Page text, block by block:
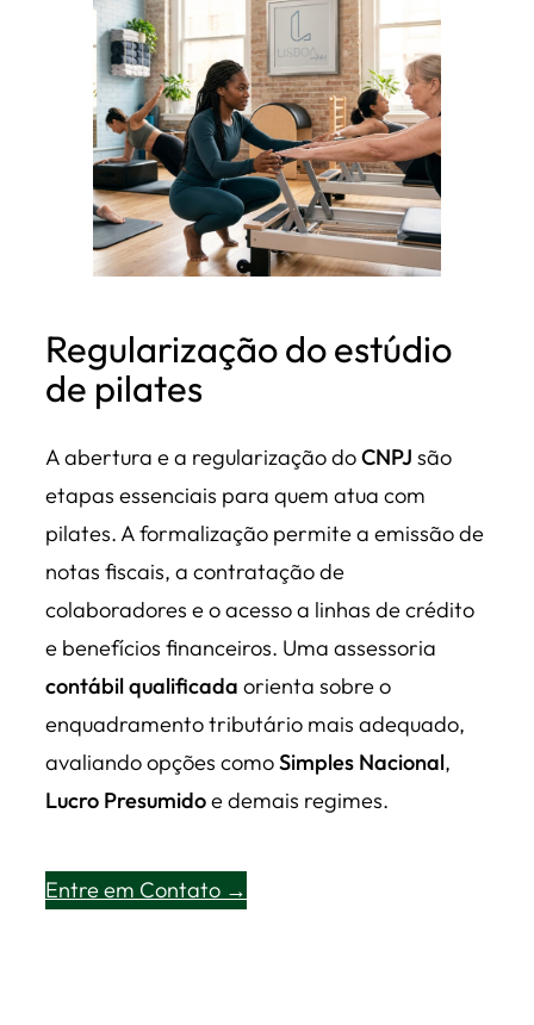
Regularização do estúdio
de pilates
A abertura e a regularização doCNPJ são
etapas essenciais para quem atua com
pilates. A formalização permite a emissão de
notas fiscais, a contratação de
colaboradores e o acesso a linhas de crédito
e benefícios financeiros. Uma assessoria
contábil qualificada orienta sobre o
enquadramento tributário mais adequado,
avaliando opções comoSimples Nacional,
Lucro Presumidoe demais regimes.
Entre em Contato →